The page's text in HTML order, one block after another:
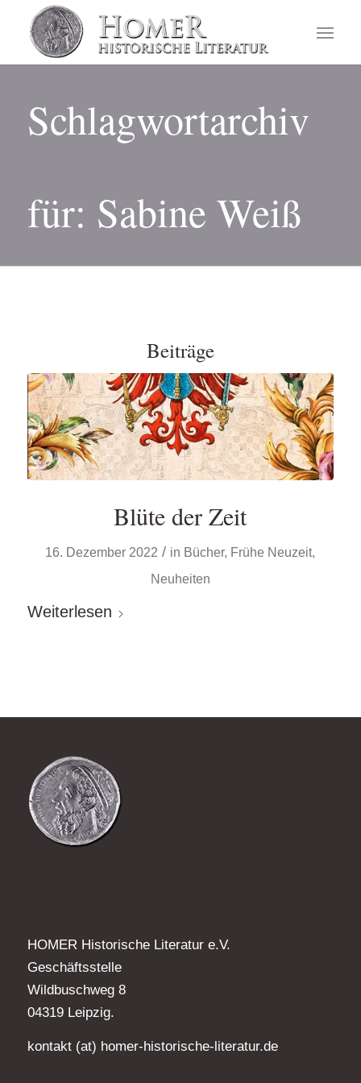
Schlagwortarchiv
für: Sabine Weiß
Beiträge
Blüte der Zeit
16. Dezember 2022 / in Bücher, Frühe Neuzeit,
Neuheiten
Weiterlesen
HOMER Historische Literatur e.V.
Geschäftsstelle
Wildbuschweg 8
04319 Leipzig.
kontakt (at) homer-historische-literatur.de